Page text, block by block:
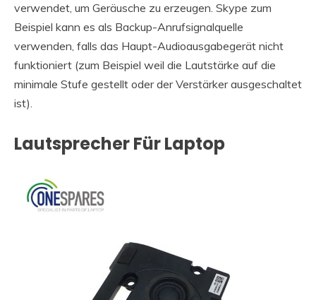
verwendet, um Geräusche zu erzeugen. Skype zum
Beispiel kann es als Backup-Anrufsignalquelle
verwenden, falls das Haupt-Audioausgabegerät nicht
funktioniert (zum Beispiel weil die Lautstärke auf die
minimale Stufe gestellt oder der Verstärker ausgeschaltet
ist).
Lautsprecher Für Laptop